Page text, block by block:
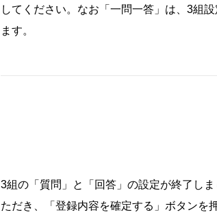
してください。なお「一問一答」は、3組
ます。
3組の「質問」と「回答」の設定が終了し
ただき、「登録内容を確定する」ボタンを